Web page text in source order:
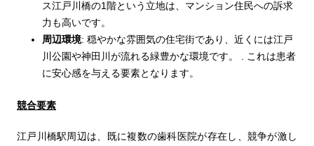
ス江戸川橋の1 階という立地は、マンション住民への訴求
力も高いです。
周辺環境: 穏やかな雰囲気の住宅街であり、近くには江戸
川公園や神田川が流れる緑豊かな環境です。
これは患者
に安心感を与える要素となります。
競合要素
江戸川橋駅周辺は、既に複数の歯科医院が存在し、競争が激し